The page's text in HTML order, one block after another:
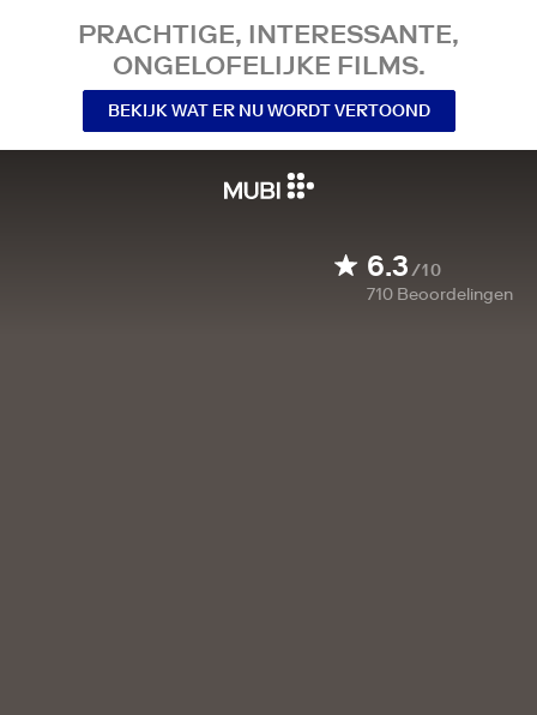
PRACHTIGE, INTERESSANTE,
ONGELOFELIJKE FILMS.
BEKIJK WAT ER NU WORDT VERTOOND
6.3/10
710 Beoordelingen